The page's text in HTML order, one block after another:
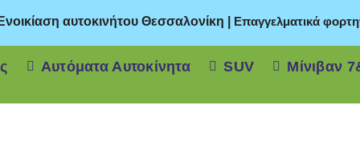
αυτοκινήτου Θεσσαλονίκη Επαγγελματικά
Αυτόματα Αυτοκίνητα SUV Μίνιβαν